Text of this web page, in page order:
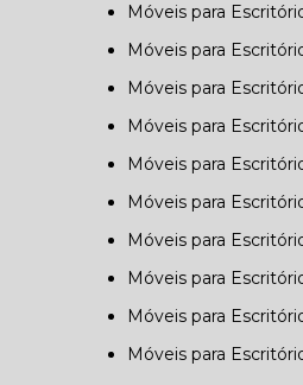
Móveis para
Móveis para
Móveis para
Móveis para
Móveis para
Móveis para
Móveis para
Móveis para
Móveis para
Móveis para